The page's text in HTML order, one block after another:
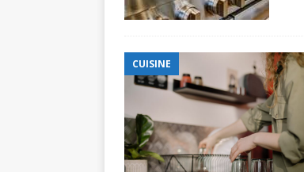
CUISINE